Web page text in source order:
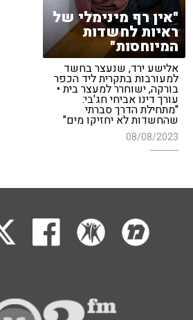
"אין רף מינימלי של
ראיות לחשדות
המיוחסות"
אלישע ירד, שנעצר בחשד
למעורבות בתקרית ליד הכפר
בורקה, ישוחרר למעצר בית •
עורך דינו אביחי חג'בי:
"מתחילת הדרך סברתי
שהחשדות לא יחזיקו מים"
08/08/2023